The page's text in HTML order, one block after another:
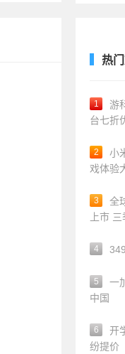
热
1
游
台七折
2
小
戏体验
3
全
上市
4
5
一
中国
6
开
纷提价